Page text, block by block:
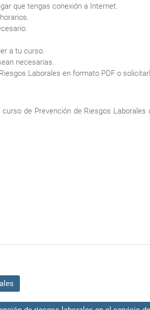
que tengas conexión a Internet.
a tu curso.
necesarias.
Laborales en formato PDF o
de Prevención de Riesgos Laborales